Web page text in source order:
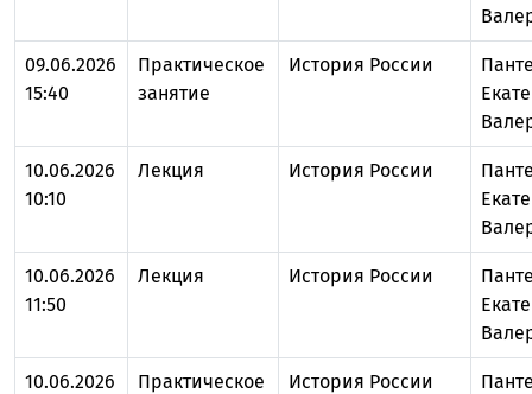
09.06.2026
15:40
Практическое
занятие
История России
10.06.2026
10:10
Лекция История России
10.06.2026
11:50
Лекция История России
10.06.2026
Практическое
История России